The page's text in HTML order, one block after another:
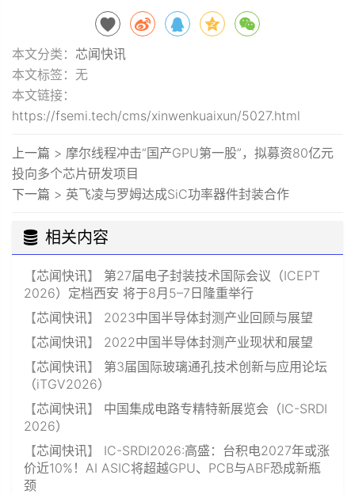
本文分类： 芯闻快讯
本文标签：无
本文链接：
https://fsemi.tech/cms/xinwenkuaixun/5027.html
上一篇 > 摩尔线程冲击“国产GPU第一股”，拟募资80亿元
投向多个芯片研发项目
下一篇 > 英飞凌与罗姆达成SiC功率器件封装合作
相关内容
【芯闻快讯】 第27届电子封装技术国际会议（ICEPT
2026）定档西安 将于8月5–7日隆重举行
【芯闻快讯】 2023中国半导体封测产业回顾与展望
【芯闻快讯】 2022中国半导体封测产业现状和展望
【芯闻快讯】 第3届国际玻璃通孔技术创新与应用论坛
（iTGV2026）
【芯闻快讯】 中国集成电路专精特新展览会（IC-SRDI
2026）
【芯闻快讯】 IC-SRDI2026:高盛：台积电2027年或涨
价近10%！AI ASIC将超越GPU、PCB与ABF恐成新瓶
颈